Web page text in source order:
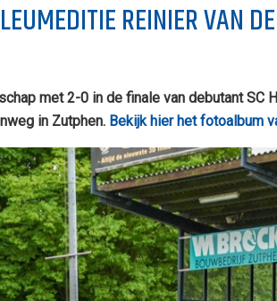
REINIER VAN
met 2-0 in de finale van debutant
in Zutphen. Bekijk hier het fotoalbum